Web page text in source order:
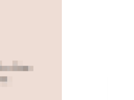
-28%